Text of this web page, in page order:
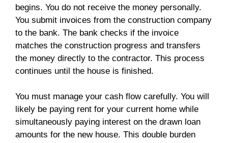
begins. You do not receive the money personally.
You submit invoices from the construction company
to the bank. The bank checks if the invoice
matches the construction progress and transfers
the money directly to the contractor. This process
continues until the house is finished.
You must manage your cash flow carefully. You will
likely be paying rent for your current home while
simultaneously paying interest on the drawn loan
amounts for the new house. This double burden